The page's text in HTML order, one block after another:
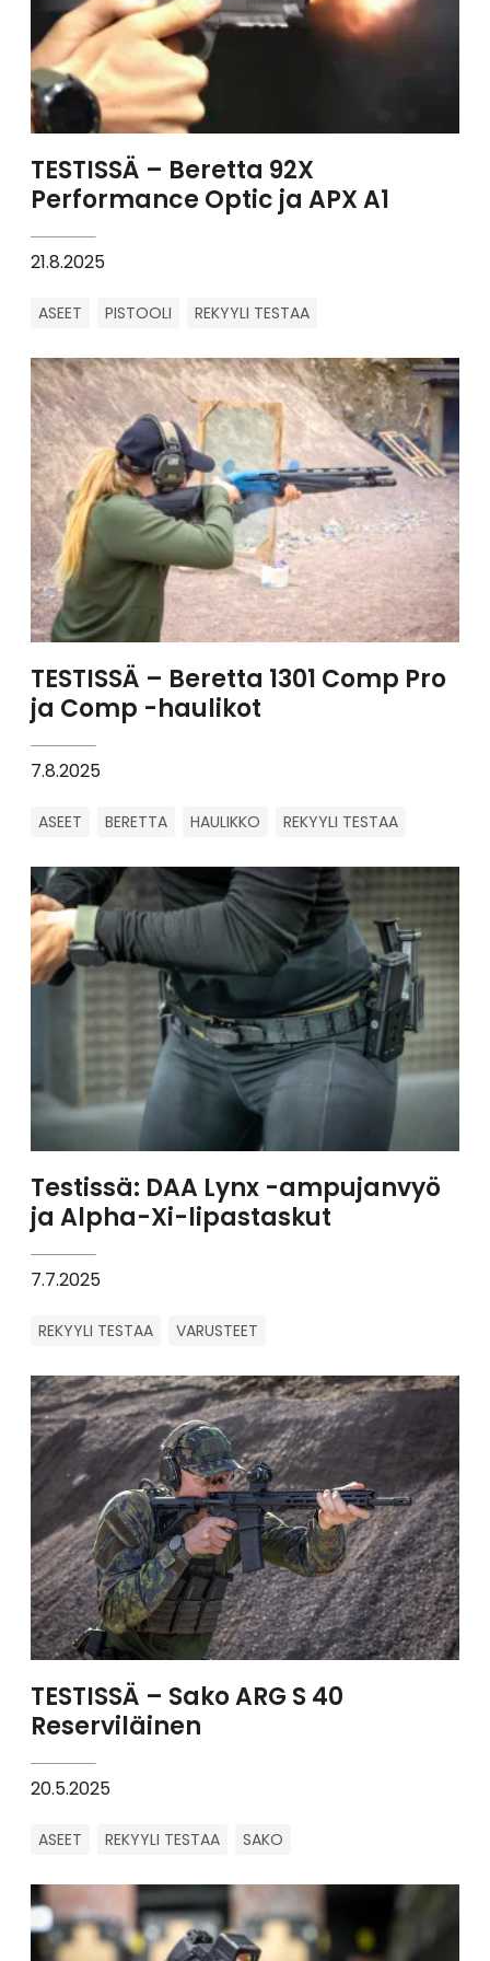
TESTISSÄ – Beretta 92X
Performance Optic ja APX A1
21.8.2025
ASEET PISTOOLI REKYYLI TESTAA
TESTISSÄ – Beretta 1301 Comp Pro
ja Comp -haulikot
7.8.2025
ASEET BERETTA HAULIKKO REKYYLI TESTAA
Testissä: DAA Lynx -ampujanvyö
ja Alpha-Xi-lipastaskut
7.7.2025
REKYYLI TESTAA VARUSTEET
TESTISSÄ – Sako ARG S 40
Reserviläinen
20.5.2025
ASEET REKYYLI TESTAA SAKO